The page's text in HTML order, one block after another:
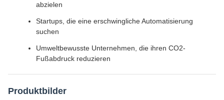
abzielen
Startups, die eine erschwingliche Automatisierung
suchen
Umweltbewusste Unternehmen, die ihren CO2-
Fußabdruck reduzieren
Produktbilder